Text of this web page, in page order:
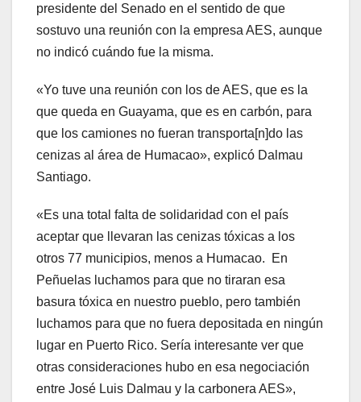
presidente del Senado en el sentido de que
sostuvo una reunión con la empresa AES, aunque
no indicó cuándo fue la misma.
«Yo tuve una reunión con los de AES, que es la
que queda en Guayama, que es en carbón, para
que los camiones no fueran transporta[n]do las
cenizas al área de Humacao», explicó Dalmau
Santiago.
«Es una total falta de solidaridad con el país
aceptar que llevaran las cenizas tóxicas a los
otros 77 municipios, menos a Humacao. En
Peñuelas luchamos para que no tiraran esa
basura tóxica en nuestro pueblo, pero también
luchamos para que no fuera depositada en ningún
lugar en Puerto Rico. Sería interesante ver que
otras consideraciones hubo en esa negociación
entre José Luis Dalmau y la carbonera AES»,